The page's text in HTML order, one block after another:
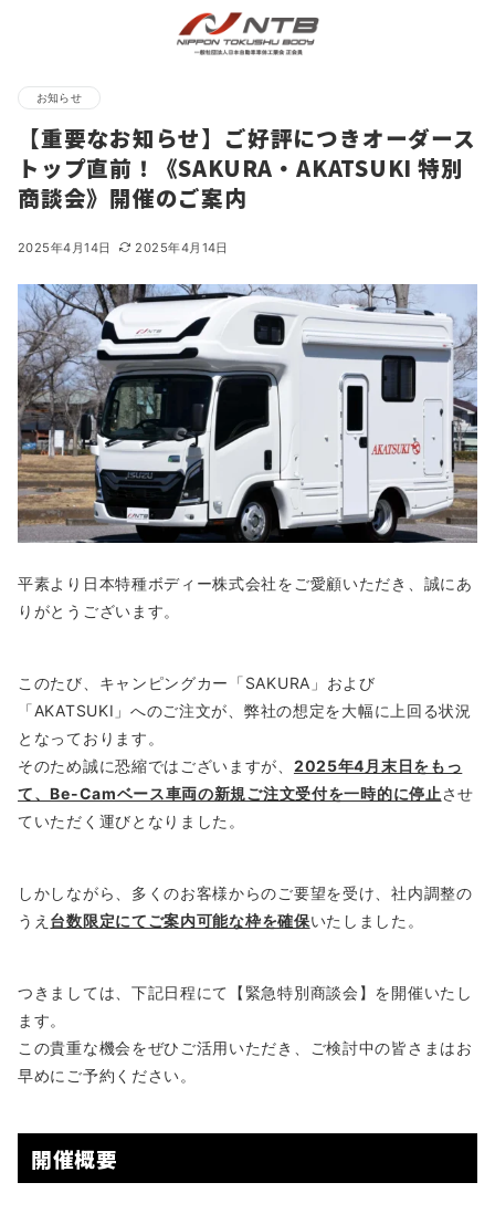
お知らせ
【重要なお知らせ】ご好評につきオーダース
トップ直前！《SAKURA・AKATSUKI 特別
商談会》開催のご案内
2025年4月14日 2025年4月14日
平素より日本特種ボディー株式会社をご愛顧いただき、誠にあ
りがとうございます。
このたび、キャンピングカー「SAKURA」および
「AKATSUKI」へのご注文が、弊社の想定を大幅に上回る状況
となっております。
そのため誠に恐縮ではございますが、 2025年4月末日をもっ
て、Be-Camベース車両の新規ご注文受付を一時的に停止させ
ていただく運びとなりました。
しかしながら、多くのお客様からのご要望を受け、社内調整の
うえ 台数限定にてご案内可能な枠を確保いたしました。
つきましては、下記日程にて【緊急特別商談会】を開催いたし
ます。
この貴重な機会をぜひご活用いただき、ご検討中の皆さまはお
早めにご予約ください。
開催概要